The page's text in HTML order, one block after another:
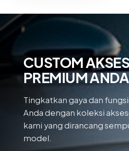
CUSTOM
PREMIUM ANDA
Tingkatkan gaya dan
Anda dengan koleksi
kami yang dirancang
model.